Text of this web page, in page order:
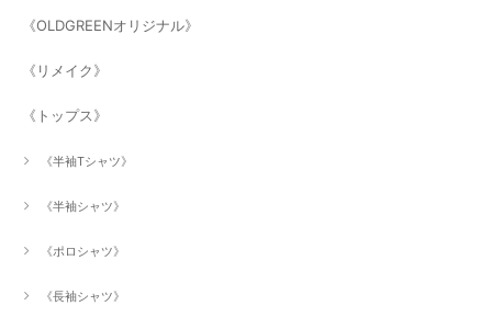
《OLDGREENオリジナル》
《リメイク》
《トップス》
《半袖Tシャツ》
《半袖シャツ》
《ポロシャツ》
《長袖シャツ》